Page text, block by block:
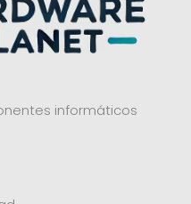
informáticos